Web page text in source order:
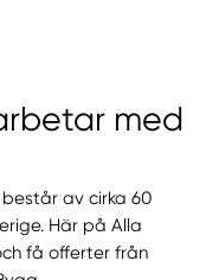
med
av cirka 60
Här på Alla
få offerter från